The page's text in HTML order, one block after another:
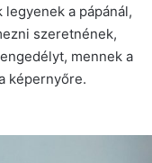
a pápánál,
szeretnének,
mennek a
képernyőre.